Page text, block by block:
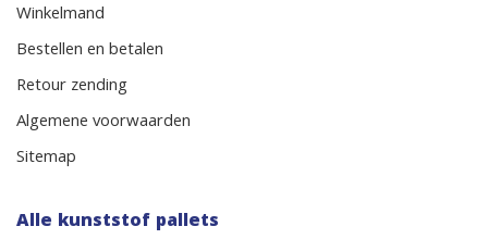
Winkelmand
Bestellen en betalen
Retour zending
Algemene voorwaarden
Sitemap
Alle kunststof pallets